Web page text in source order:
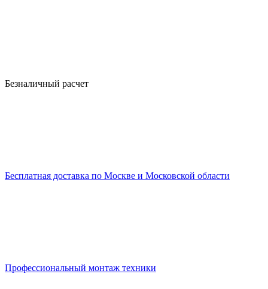
Безналичный расчет
Бесплатная доставка по Москве и Московской области
Профессиональный монтаж техники